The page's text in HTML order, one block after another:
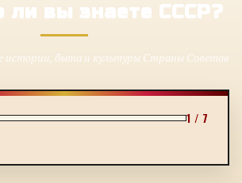
ли вы знаете СССР?
истории, быта и культуры Страны Советов
1 / 7